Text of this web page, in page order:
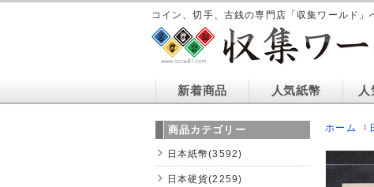
コイン、切手、古銭の専門店「収集ワールド」
新着商品 人気紙幣
ホーム
商品カテゴリー
日本紙幣(3592)
日本硬貨(2259)